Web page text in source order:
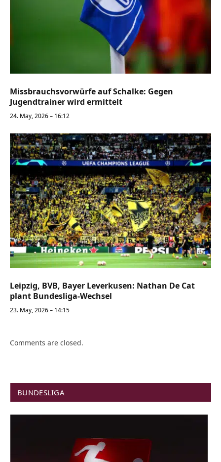
Missbrauchsvorwürfe auf Schalke: Gegen
Jugendtrainer wird ermittelt
24. May, 2026 – 16:12
Leipzig, BVB, Bayer Leverkusen: Nathan De Cat
plant Bundesliga-Wechsel
23. May, 2026 – 14:15
Comments are closed.
BUNDESLIGA